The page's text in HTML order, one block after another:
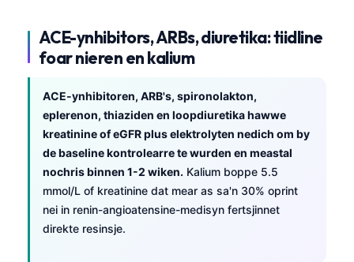
ACE-ynhibitors, ARBs, diuretika: tiidline
foar nieren en kalium
ACE-ynhibitoren, ARB's, spironolakton,
eplerenon, thiaziden en loopdiuretika hawwe
kreatinine of eGFR plus elektrolyten nedich om by
de baseline kontrolearre te wurden en meastal
nochris binnen 1-2 wiken. Kalium boppe 5.5
mmol/L of kreatinine dat mear as sa'n 30% oprint
nei in renin-angioatensine-medisyn fertsjinnet
direkte resinsje.